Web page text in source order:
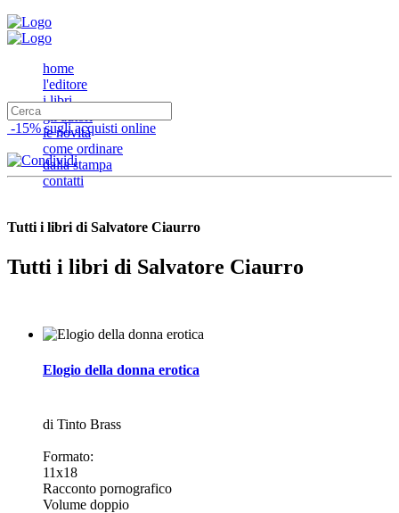
home
l'editore
i libri
gli autori
le novità
come ordinare
dalla stampa
contatti
-15% sugli acquisti online
Tutti i libri di Salvatore Ciaurro
Tutti i libri di Salvatore Ciaurro
Elogio della donna erotica
di Tinto Brass
Formato:
11x18
Racconto pornografico
Volume doppio